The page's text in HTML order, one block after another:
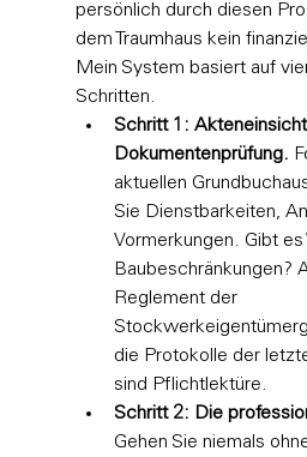
persönlich durch diesen
dem Traumhaus kein
Mein System basiert auf
Schritten.
Schritt 1:
Dokumentenprüfung.
aktuellen
Sie Dienstbarkeiten,
Vormerkungen. Gibt
Baubeschränkungen?
Reglement der
die Protokolle der
sind Pflichtlektüre.
Schritt 2: Die
Gehen Sie niemals